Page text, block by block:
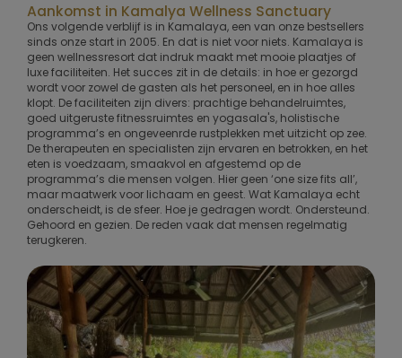
Aankomst in Kamalya Wellness Sanctuary
Ons volgende verblijf is in Kamalaya, een van onze bestsellers
sinds onze start in 2005. En dat is niet voor niets. Kamalaya is
geen wellnessresort dat indruk maakt met mooie plaatjes of
luxe faciliteiten. Het succes zit in de details: in hoe er gezorgd
wordt voor zowel de gasten als het personeel, en in hoe alles
klopt. De faciliteiten zijn divers: prachtige behandelruimtes,
goed uitgeruste fitnessruimtes en yogasala's, holistische
programma’s en ongeveenrde rustplekken met uitzicht op zee.
De therapeuten en specialisten zijn ervaren en betrokken, en het
eten is voedzaam, smaakvol en afgestemd op de
programma’s die mensen volgen. Hier geen ‘one size fits all’,
maar maatwerk voor lichaam en geest. Wat Kamalaya echt
onderscheidt, is de sfeer. Hoe je gedragen wordt. Ondersteund.
Gehoord en gezien. De reden vaak dat mensen regelmatig
terugkeren.